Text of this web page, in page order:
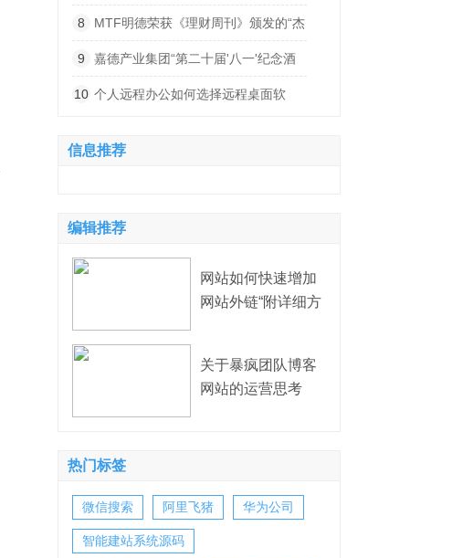
坑
8 MTF明德荣获《理财周刊》颁发的“杰
出卓越赞助商”奖项
9 嘉德产业集团“第二十届'八一'纪念酒
会暨60-80年代梅县地区军分区丰顺武装
10 个人远程办公如何选择远程桌面软
信息推荐
编辑推荐
网站如何快速增加
网站外链“附详细方
关于暴疯团队博客
网站的运营思考
热门标签
微信搜索 阿里飞猪 华为公司
智能建站系统源码